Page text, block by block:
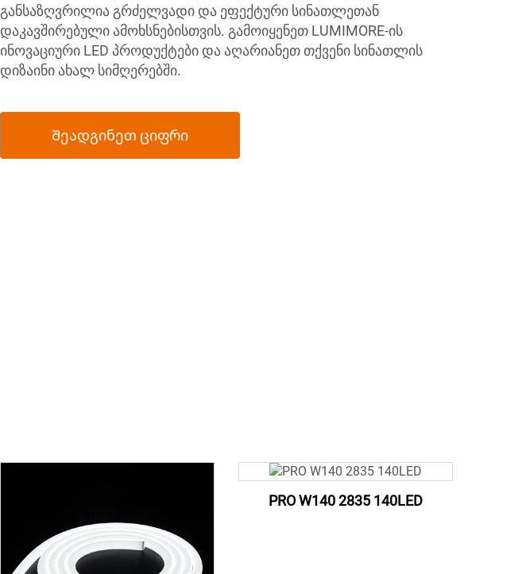
განსაზღვრილია გრძელვადი და ეფექტური სინათლეთან
დაკავშირებული ამოხსნებისთვის. გამოიყენეთ LUMIMORE-ის
ინოვაციური LED პროდუქტები და აღარიანეთ თქვენი სინათლის
დიზაინი ახალ სიმღერებში.
Შეადგინეთ ციფრი
PRO W140 2835 140LED